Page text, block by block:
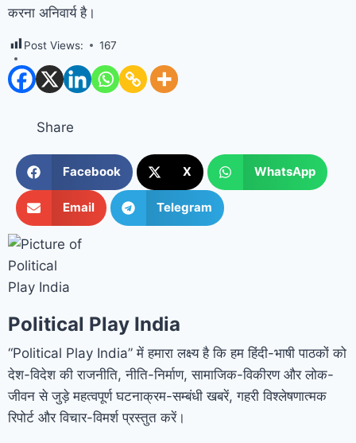
करना अनिवार्य है।
Post Views: 167
Share
Facebook X WhatsApp
Email Telegram
Political Play India
“Political Play India” में हमारा लक्ष्य है कि हम हिंदी-भाषी पाठकों को
देश-विदेश की राजनीति, नीति-निर्माण, सामाजिक-विकीरण और लोक-
जीवन से जुड़े महत्वपूर्ण घटनाक्रम-सम्बंधी खबरें, गहरी विश्लेषणात्मक
रिपोर्ट और विचार-विमर्श प्रस्तुत करें।